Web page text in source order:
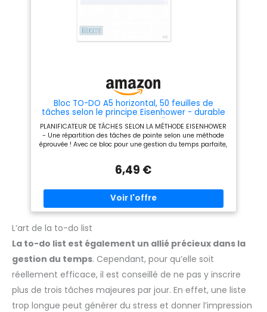
bureau ou à la maison.
Bloc TO-DO A5 horizontal, 50 feuilles de
tâches selon le principe Eisenhower - durable
& respectueux au climat
PLANIFICATEUR DE TÂCHES SELON LA MÉTHODE EISENHOWER
- Une répartition des tâches de pointe selon une méthode
éprouvée ! Avec ce bloc pour une gestion du temps parfaite,
il est toujours clair quand toutes les choses à faire doivent
Bloc Office pour une planification efficace en fonction de
projets, pour l'organisation personnelle, la planification des
choses à faire dans les équipes, les départements, etc.
CLARTÉ ET CLAIRVOYANCE - Réaliser chaque tâche en toute
sérénité, via : Une structure de couleurs, des contrôles d'état,
des pictogrammes concis et des outils supplémentaires
pour déléguer ainsi que des champs de notes fonctionnels.
Le résultat : un nouveau gain de temps ! DURABLE &
RESPECTUEUX AU CLIMAT - Planifier autant que l'on veut
tout en ayant bonne conscience : Pour le bien de
l'environnement, notre papier premium 100 g/m² est certifié
FSC (FSC N004440) et imprimé de manière respectueuse
au climat. FORMAT PRATIQUE - A5 (21 x 14,8 cm) pour de
nombreux To-dos, 50 feuilles, bloc détachable stable au
format paysage, imprimé des deux côtés, verso renforcé
6,49 €
L’art de la to-do list
La to-do list est également un allié précieux dans la
gestion du temps. Cependant, pour qu’elle soit
réellement efficace, il est conseillé de ne pas y inscrire
plus de trois tâches majeures par jour. En effet, une liste
trop longue peut générer du stress et donner l’impression